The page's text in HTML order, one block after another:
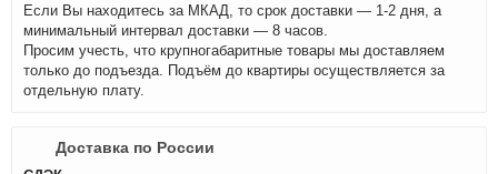
Если Вы находитесь за МКАД, то срок доставки — 1-2 дня, а
минимальный интервал доставки — 8 часов.
Просим учесть, что крупногабаритные товары мы доставляем
только до подъезда. Подъём до квартиры осуществляется за
отдельную плату.
Доставка по России